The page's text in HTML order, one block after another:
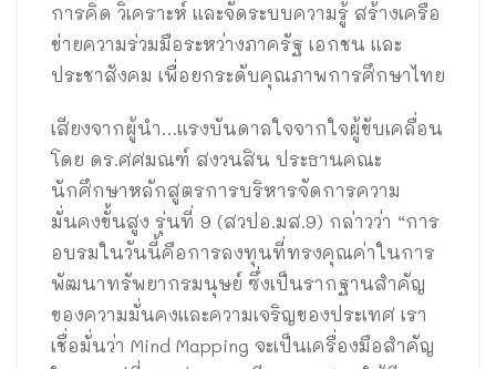
การคิด วิเคราะห์ และจัดระบบความรู้ สร้างเครือ
ข่ายความร่วมมือระหว่างภาครัฐ เอกชน และ
ประชาสังคม เพื่อยกระดับคุณภาพการศึกษาไทย
เสียงจากผู้นำ…แรงบันดาลใจจากใจผู้ขับเคลื่อน
โดย ดร.ศศมณฑ์ สงวนสิน ประธานคณะ
นักศึกษาหลักสูตรการบริหารจัดการความ
มั่นคงขั้นสูง รุ่นที่ 9 (สวปอ.มส.9) กล่าวว่า “การ
อบรมในวันนี้คือการลงทุนที่ทรงคุณค่าในการ
พัฒนาทรัพยากรมนุษย์ ซึ่งเป็นรากฐานสำคัญ
ของความมั่นคงและความเจริญของประเทศ เรา
เชื่อมั่นว่า Mind Mapping จะเป็นเครื่องมือสำคัญ